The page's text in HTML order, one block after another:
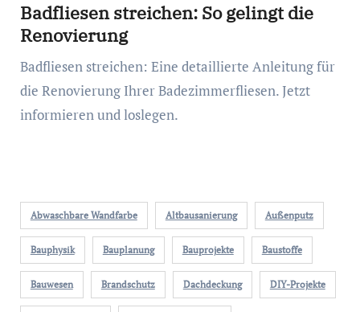
Badfliesen streichen: So gelingt die
Renovierung
Badfliesen streichen: Eine detaillierte Anleitung für
die Renovierung Ihrer Badezimmerfliesen. Jetzt
informieren und loslegen.
Abwaschbare Wandfarbe Altbausanierung Außenputz
Bauphysik Bauplanung Bauprojekte Baustoffe
Bauwesen Brandschutz Dachdeckung DIY-Projekte